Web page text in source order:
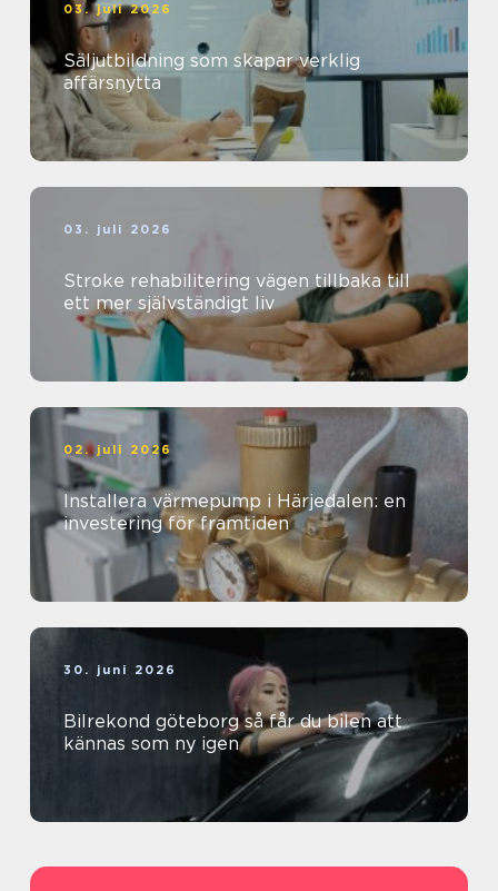
03. juli 2026
Säljutbildning som skapar verklig
affärsnytta
03. juli 2026
Stroke rehabilitering vägen tillbaka till
ett mer självständigt liv
02. juli 2026
Installera värmepump i Härjedalen: en
investering för framtiden
30. juni 2026
Bilrekond göteborg så får du bilen att
kännas som ny igen